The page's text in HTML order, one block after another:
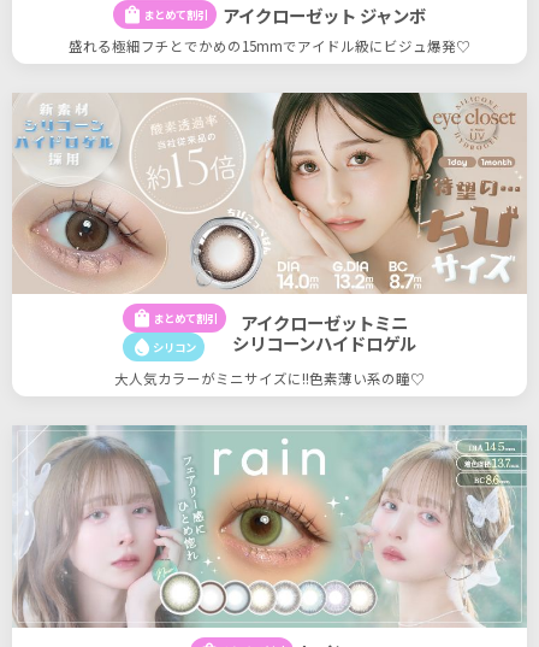
shopping_bag まとめて割引 アイクローゼット ジャンボ
盛れる極細フチとでかめの15mmでアイドル級にビジュ爆発♡
shopping_bag まとめて割引
water_drop シリコン
アイクローゼットミニ
シリコーンハイドロゲル
大人気カラーがミニサイズに!!色素薄い系の瞳♡